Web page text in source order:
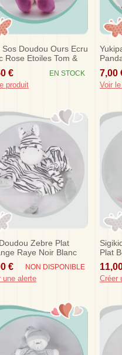
Sos Doudou Ours Ecru
Rose Etoiles Tom &
€ EN STOCK
produit
7,00
Voir
Zebre Plat
Raye Noir Blanc
€ NON DISPONIBLE
une alerte
Plat
Créer